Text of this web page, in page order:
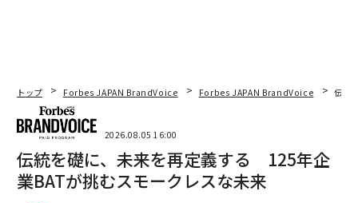
トップ Forbes JAPAN BrandVoice Forbes JAPAN BrandVoice 伝統
2026.08.05 16:00
伝統を礎に、未来を再定義する 125年企
業BATが挑むスモークレスな未来